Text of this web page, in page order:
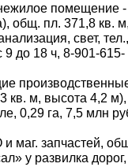
помещение -
общ. пл. 371,8 кв.
свет,
9 до 18 ч, 8-901-615-
кв. м, высота 4,2 м),
0,29 га, 7,5 млн
маг. запчастей,
у развилка